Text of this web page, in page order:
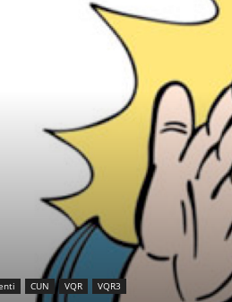
CUN VQR VQR3